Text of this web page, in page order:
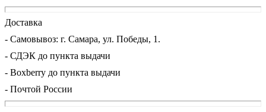
Доставка
- Cамовывоз: г. Самара, ул. Победы, 1.
- СДЭК до пункта выдачи
- Boxberry до пункта выдачи
- Почтой России